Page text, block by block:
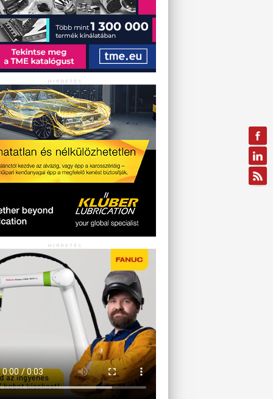
HIRDETÉS
HIRDETÉS